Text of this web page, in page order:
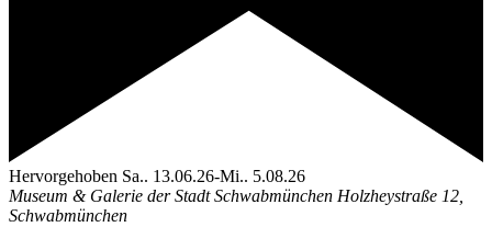
Hervorgehoben Sa.. 13.06.26-Mi.. 5.08.26
Museum & Galerie der Stadt Schwabmünchen Holzheystraße 12,
Schwabmünchen